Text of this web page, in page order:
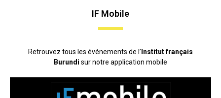
IF Mobile
Retrouvez tous les événements de l’ Institut français
Burundi sur notre application mobile